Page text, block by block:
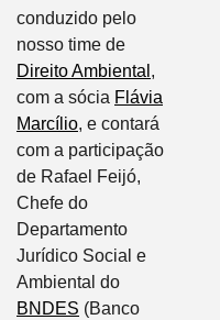
conduzido pelo
nosso time de
Direito Ambiental ,
com a sócia Flávia
Marcílio, e contará
com a participação
de Rafael Feijó,
Chefe do
Departamento
Jurídico Social e
Ambiental do
BNDES (Banco